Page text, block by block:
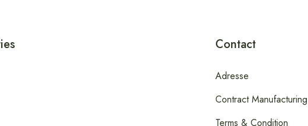
Contact
Adresse
Contract Manufacturing
Terms & Condition